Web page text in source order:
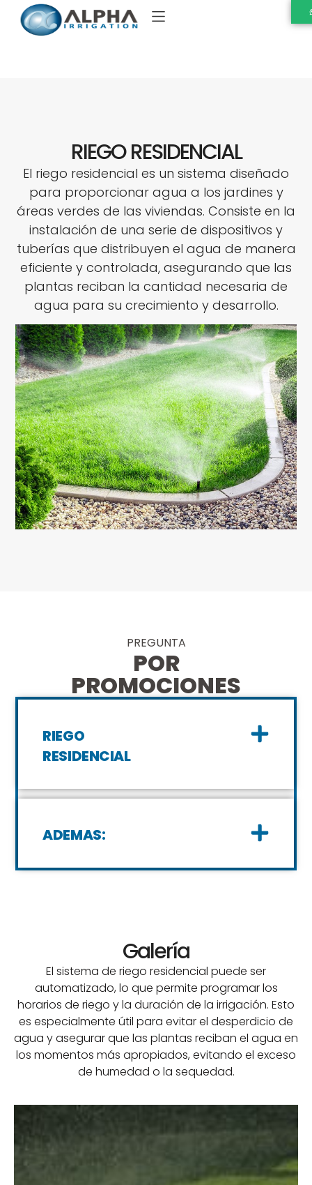
RIEGO RESIDENCIAL
El riego residencial es un sistema diseñado
para proporcionar agua a los jardines y
áreas verdes de las viviendas. Consiste en la
instalación de una serie de dispositivos y
tuberías que distribuyen el agua de manera
eficiente y controlada, asegurando que las
plantas reciban la cantidad necesaria de
agua para su crecimiento y desarrollo.
PREGUNTA
POR
PROMOCIONES
RIEGO
RESIDENCIAL
ADEMAS:
Galería
El sistema de riego residencial puede ser
automatizado, lo que permite programar los
horarios de riego y la duración de la irrigación. Esto
es especialmente útil para evitar el desperdicio de
agua y asegurar que las plantas reciban el agua en
los momentos más apropiados, evitando el exceso
de humedad o la sequedad.